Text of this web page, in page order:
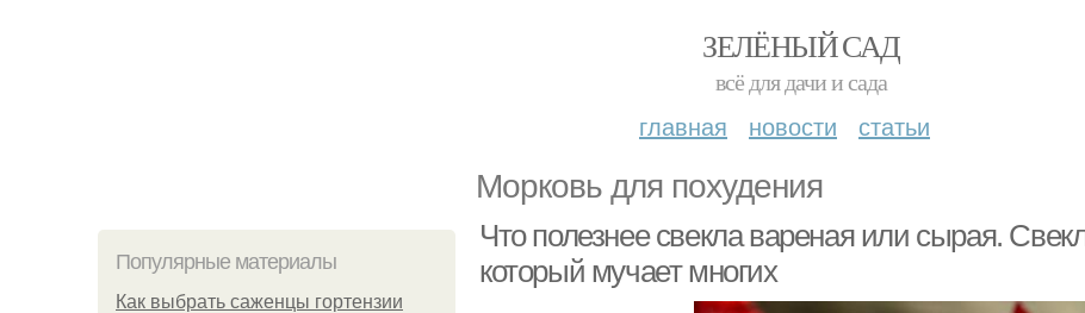
ЗЕЛЁНЫЙ САД
всё для дачи и сада
главная новости статьи
Морковь для похудения
Популярные материалы
Как выбрать саженцы гортензии
Что полезнее свекла вареная или сырая.
который мучает многих